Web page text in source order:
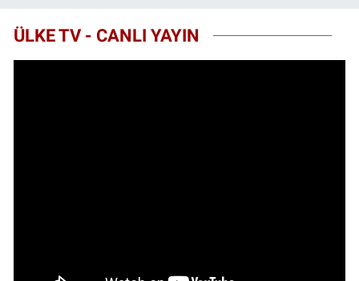
ÜLKE TV - CANLI YAYIN